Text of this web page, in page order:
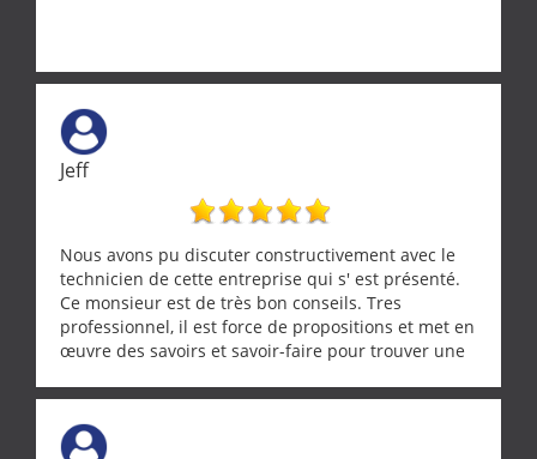
Jeff
Nous avons pu discuter constructivement avec le
technicien de cette entreprise qui s' est présenté.
Ce monsieur est de très bon conseils. Tres
professionnel, il est force de propositions et met en
œuvre des savoirs et savoir-faire pour trouver une
demande de l écoute et de la considération, ce qui
ne se trouve que chez les pationnés de leur métier.
Merci a ce monsieur pour sa disponibilité